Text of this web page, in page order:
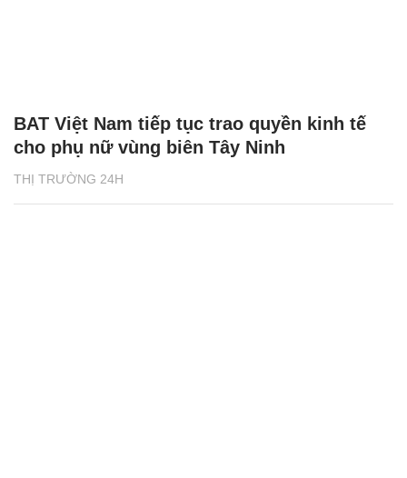
THỊ TRƯỜNG 24H
BAT Việt Nam tiếp tục trao quyền kinh tế
cho phụ nữ vùng biên Tây Ninh